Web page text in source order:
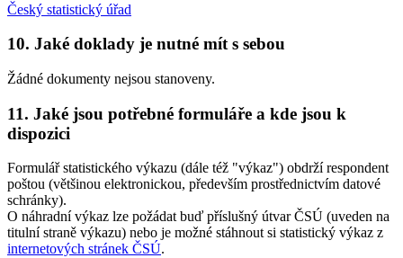
Český statistický úřad
10. Jaké doklady je nutné mít s sebou
Žádné dokumenty nejsou stanoveny.
11. Jaké jsou potřebné formuláře a kde jsou k
dispozici
Formulář statistického výkazu (dále též "výkaz") obdrží respondent
poštou (většinou elektronickou, především prostřednictvím datové
schránky).
O náhradní výkaz lze požádat buď příslušný útvar ČSÚ (uveden na
titulní straně výkazu) nebo je možné stáhnout si statistický výkaz z
internetových stránek ČSÚ.